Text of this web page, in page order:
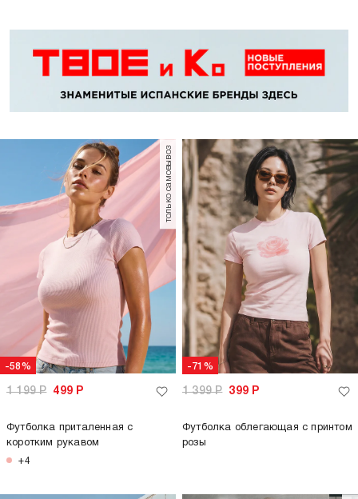
-58%
только самовывоз
1 199Р 499 Р
Футболка приталенная с
коротким рукавом
+4
-71%
1 399Р 399 Р
Футболка облегающая с принтом
розы